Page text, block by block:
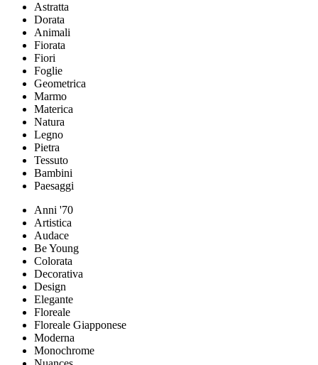
Astratta
Dorata
Animali
Fiorata
Fiori
Foglie
Geometrica
Marmo
Materica
Natura
Legno
Pietra
Tessuto
Bambini
Paesaggi
Anni '70
Artistica
Audace
Be Young
Colorata
Decorativa
Design
Elegante
Floreale
Floreale Giapponese
Moderna
Monochrome